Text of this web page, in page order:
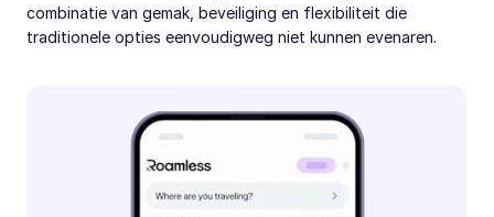
combinatie van gemak, beveiliging en flexibiliteit die
traditionele opties eenvoudigweg niet kunnen evenaren.